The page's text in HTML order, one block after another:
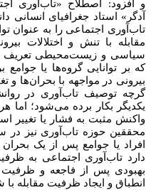
و افزود: اصطلاح «تاب‌آوری
آدگر» استاد جغرافیای انسانی
تاب‌آوری اجتماعی را به عنوان
مقابله با تنش و اختلالات
سیاسی و زیست‌محیطی تعریف
که بر توانایی گروه‌ها یا
بیرونی در مواجهه با بحران‌ها و
گرچه توصیف تاب‌آوری در
یکدیگر بکار برده می‌شود؛ اما
واکنش مثبت به فشار یا تغییر
افراد یا جوامع پس از یک
دارد تاب‌آوری اجتماعی به
بهبودی پس از فاجعه و ظرفیت
انطباق و ایجاد ظرفیت مقابله